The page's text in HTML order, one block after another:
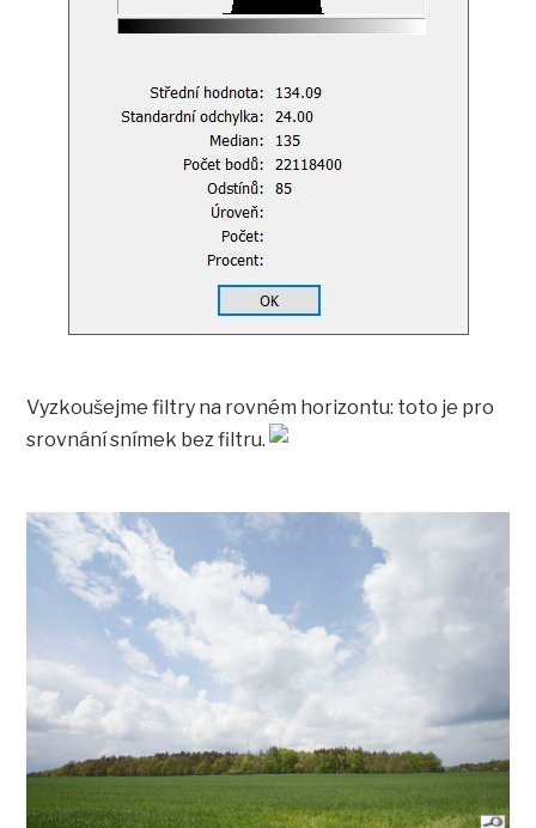
Vyzkoušejme filtry na rovném horizontu: toto je pro
srovnání snímek bez filtru.